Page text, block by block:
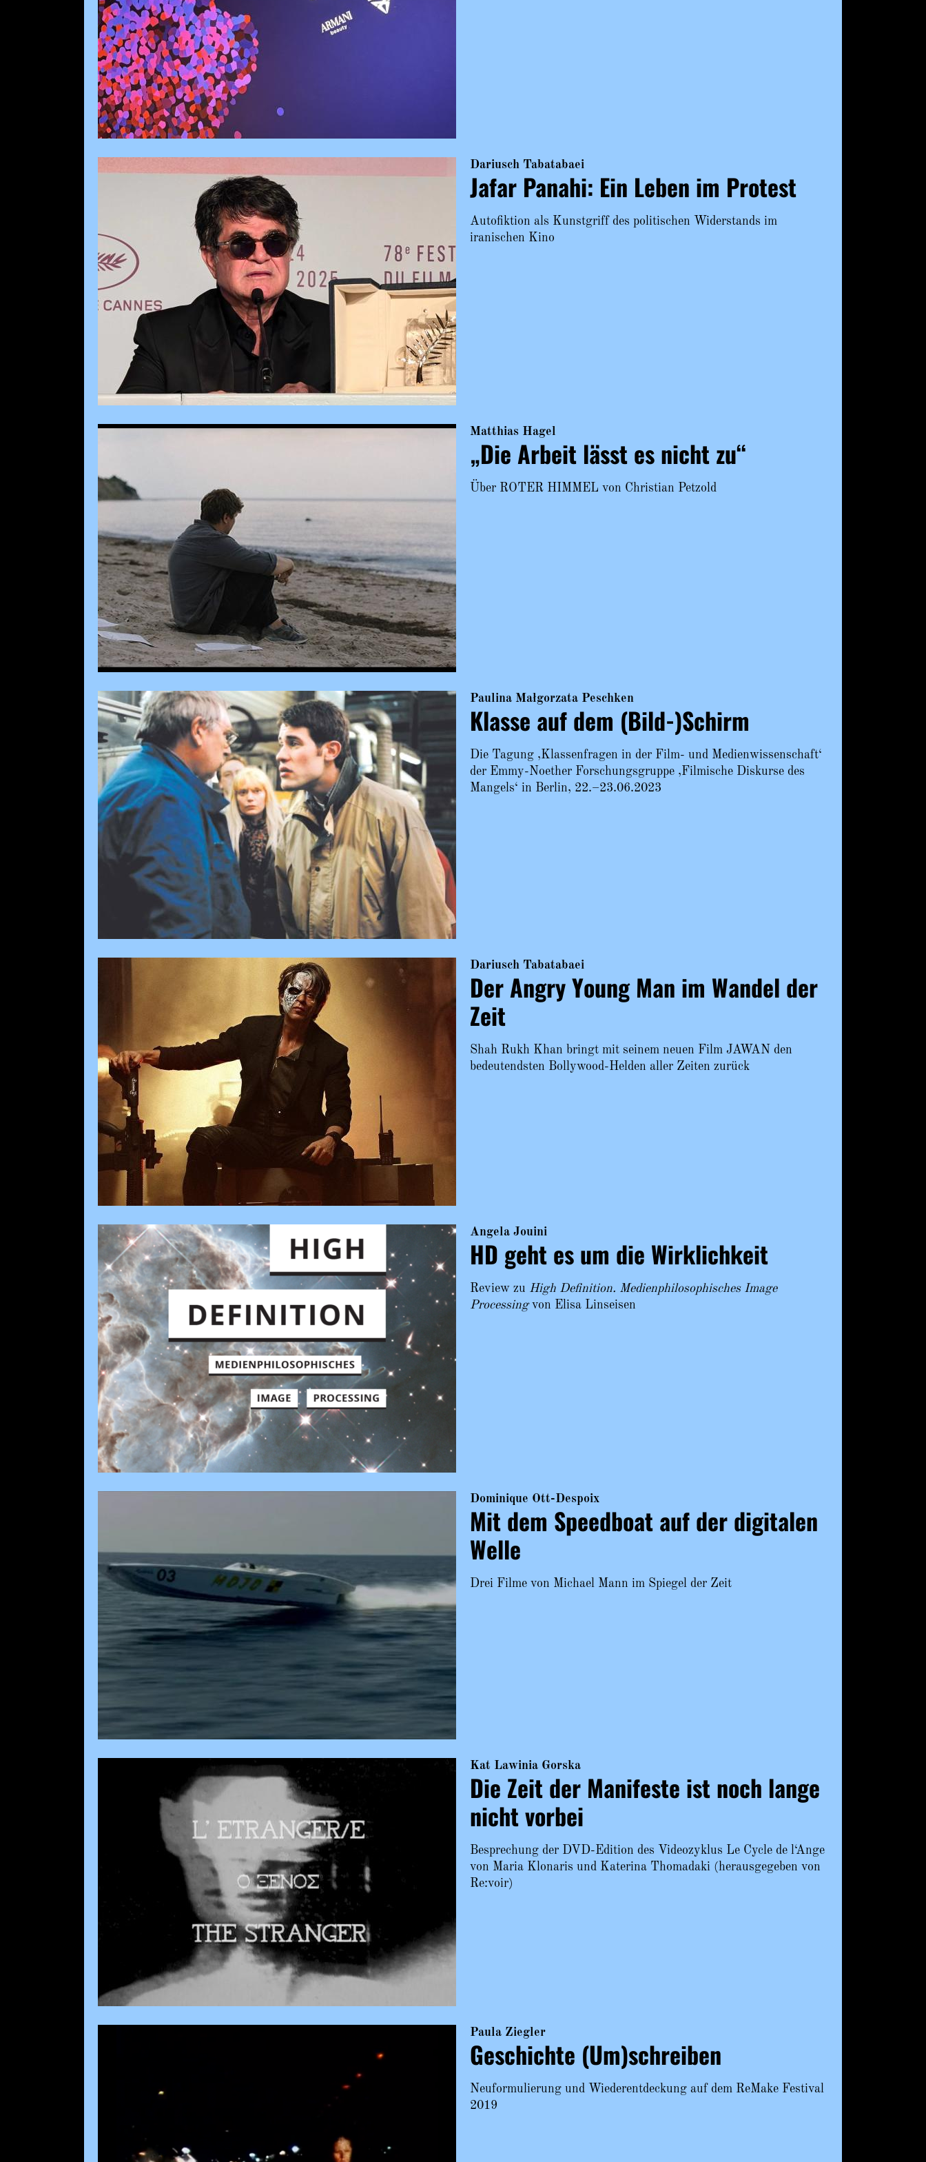
Dariusch Tabatabaei
Jafar Panahi: Ein Leben im Protest
Autofiktion als Kunstgriff des politischen Widerstands im
iranischen Kino
Matthias Hagel
„Die Arbeit lässt es nicht zu“
Über ROTER HIMMEL von Christian Petzold
Paulina Małgorzata Peschken
Klasse auf dem (Bild-)Schirm
Die Tagung ,Klassenfragen in der Film- und Medienwissenschaft‘
der Emmy-Noether Forschungsgruppe ,Filmische Diskurse des
Mangels‘ in Berlin, 22.–23.06.2023
Dariusch Tabatabaei
Der Angry Young Man im Wandel der
Zeit
Shah Rukh Khan bringt mit seinem neuen Film JAWAN den
bedeutendsten Bollywood-Helden aller Zeiten zurück
Angela Jouini
HD geht es um die Wirklichkeit
Review zu High Definition. Medienphilosophisches Image
Processingvon Elisa Linseisen
Dominique Ott-Despoix
Mit dem Speedboat auf der digitalen
Welle
Drei Filme von Michael Mann im Spiegel der Zeit
Kat Lawinia Gorska
Die Zeit der Manifeste ist noch lange
nicht vorbei
Besprechung der DVD-Edition des Videozyklus Le Cycle de l‘Ange
von Maria Klonaris und Katerina Thomadaki (herausgegeben von
Re:voir)
Paula Ziegler
Geschichte (Um)schreiben
Neuformulierung und Wiederentdeckung auf dem ReMake Festival
2019